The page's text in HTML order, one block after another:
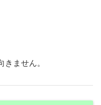
ません。